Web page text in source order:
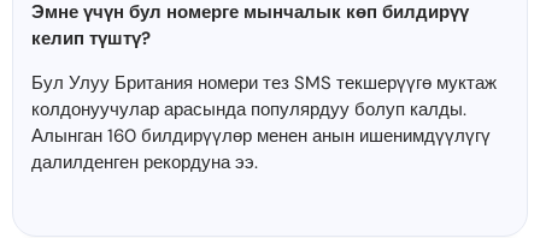
Эмне үчүн бул номерге мынчалык көп билдирүү
келип түштү?
Бул Улуу Британия номери тез SMS текшерүүгө муктаж
колдонуучулар арасында популярдуу болуп калды.
Алынган 160 билдирүүлөр менен анын ишенимдүүлүгү
далилденген рекордуна ээ.